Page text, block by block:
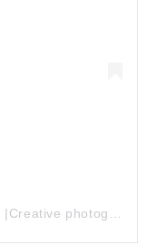
Une publication partagée par Suíssas |Creative photography (@suissas)